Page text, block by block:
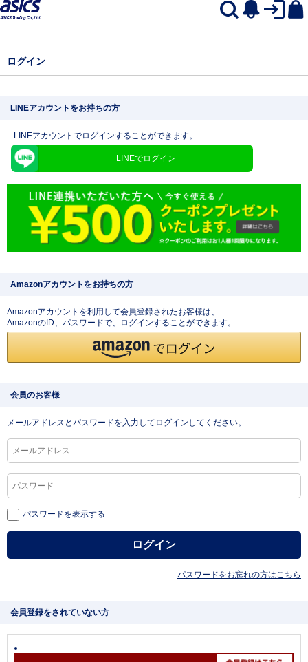
ログイン
LINEアカウントをお持ちの方
LINEアカウントでログインすることができます。
LINEでログイン
Amazonアカウントをお持ちの方
Amazonアカウントを利用して会員登録されたお客様は、
AmazonのID、パスワードで、ログインすることができます。
会員のお客様
メールアドレスとパスワードを入力してログインしてください。
パスワードを表示する
パスワードをお忘れの方はこちら
会員登録をされていない方